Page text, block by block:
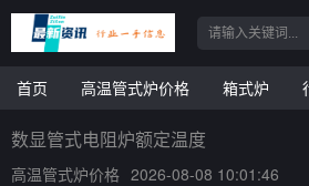
首页 高温管式炉价格 箱式炉
数显管式电阻炉额定温度
高温管式炉价格 2026-08-08 10:01:46